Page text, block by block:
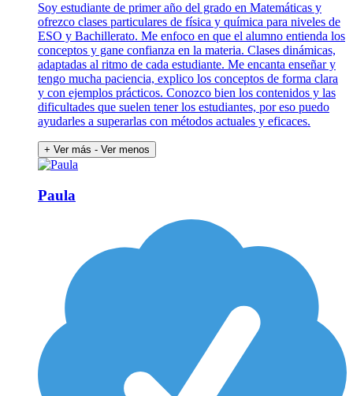
Soy estudiante de primer año del grado en Matemáticas y
ofrezco clases particulares de física y química para niveles de
ESO y Bachillerato. Me enfoco en que el alumno entienda los
conceptos y gane confianza en la materia. Clases dinámicas,
adaptadas al ritmo de cada estudiante. Me encanta enseñar y
tengo mucha paciencia, explico los conceptos de forma clara
y con ejemplos prácticos. Conozco bien los contenidos y las
dificultades que suelen tener los estudiantes, por eso puedo
ayudarles a superarlas con métodos actuales y eficaces.
+ Ver más - Ver menos
Paula